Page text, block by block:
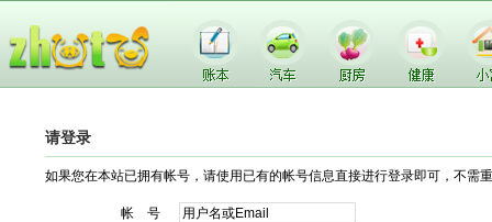
请登录
如果您在本站已拥有帐号，请使用已有的帐号信息直接进行登录即可，不需
帐 号